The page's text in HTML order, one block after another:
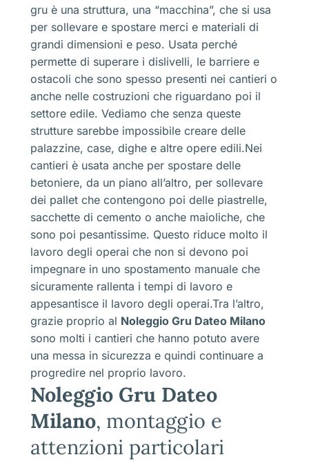
gru è una struttura, una “macchina”, che si usa
per sollevare e spostare merci e materiali di
grandi dimensioni e peso. Usata perché
permette di superare i dislivelli, le barriere e
ostacoli che sono spesso presenti nei cantieri o
anche nelle costruzioni che riguardano poi il
settore edile. Vediamo che senza queste
strutture sarebbe impossibile creare delle
palazzine, case, dighe e altre opere edili.Nei
cantieri è usata anche per spostare delle
betoniere, da un piano all’altro, per sollevare
dei pallet che contengono poi delle piastrelle,
sacchette di cemento o anche maioliche, che
sono poi pesantissime. Questo riduce molto il
lavoro degli operai che non si devono poi
impegnare in uno spostamento manuale che
sicuramente rallenta i tempi di lavoro e
appesantisce il lavoro degli operai.Tra l’altro,
grazie proprio al Noleggio Gru Dateo Milano
sono molti i cantieri che hanno potuto avere
una messa in sicurezza e quindi continuare a
progredire nel proprio lavoro.
Noleggio Gru Dateo
Milano, montaggio e
attenzioni particolari